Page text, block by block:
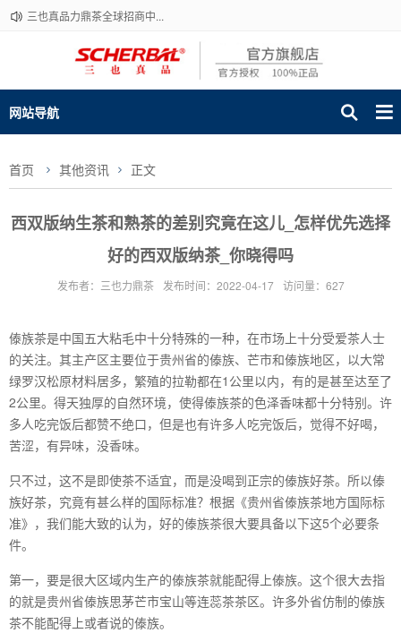
三也真品力鼎茶全球招商中...
网站导航
首页 其他资讯 正文
西双版纳生茶和熟茶的差别究竟在这儿_怎样优先选择
好的西双版纳茶_你晓得吗
发布者：三也力鼎茶 发布时间：2022-04-17 访问量：627
傣族茶是中国五大粘毛中十分特殊的一种，在市场上十分受爱茶人士
的关注。其主产区主要位于贵州省的傣族、芒市和傣族地区，以大常
绿罗汉松原材料居多，繁殖的拉勒都在1公里以内，有的是甚至达至了
2公里。得天独厚的自然环境，使得傣族茶的色泽香味都十分特别。许
多人吃完饭后都赞不绝口，但是也有许多人吃完饭后，觉得不好喝，
苦涩，有异味，没香味。
只不过，这不是即使茶不适宜，而是没喝到正宗的傣族好茶。所以傣
族好茶，究竟有甚么样的国际标准？根据《贵州省傣族茶地方国际标
准》，我们能大致的认为，好的傣族茶很大要具备以下这5个必要条
件。
第一，要是很大区域内生产的傣族茶就能配得上傣族。这个很大去指
的就是贵州省傣族思茅芒市宝山等连蕊茶茶区。许多外省仿制的傣族
茶不能配得上或者说的傣族。